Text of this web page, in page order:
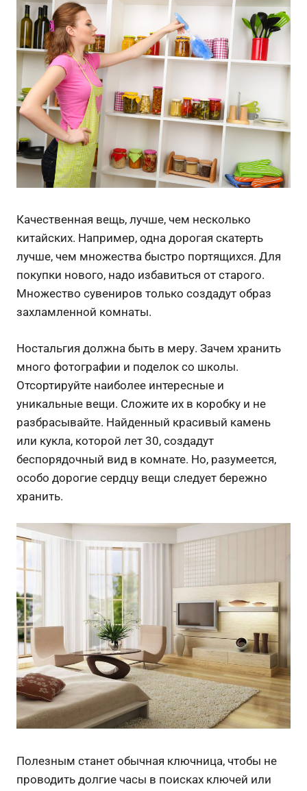
Качественная вещь, лучше, чем несколько
китайских. Например, одна дорогая скатерть
лучше, чем множества быстро портящихся. Для
покупки нового, надо избавиться от старого.
Множество сувениров только создадут образ
захламленной комнаты.
Ностальгия должна быть в меру. Зачем хранить
много фотографии и поделок со школы.
Отсортируйте наиболее интересные и
уникальные вещи. Сложите их в коробку и не
разбрасывайте. Найденный красивый камень
или кукла, которой лет 30, создадут
беспорядочный вид в комнате. Но, разумеется,
особо дорогие сердцу вещи следует бережно
хранить.
Полезным станет обычная ключница, чтобы не
проводить долгие часы в поисках ключей или